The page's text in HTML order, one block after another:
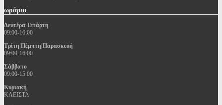
ωράριο
Δευτέρα|Τετάρτη
09:00-16:00
Τρίτη|Πέμπτη|Παρασκευή
09:00-16:00
Σάββατο
09:00-15:00
Κυριακή
ΚΛΕΙΣΤΑ